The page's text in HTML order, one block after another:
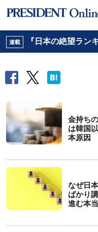
連載 『日本の絶望ラン
金持ち
は韓国
本原因
なぜ日
ばかり
進む本